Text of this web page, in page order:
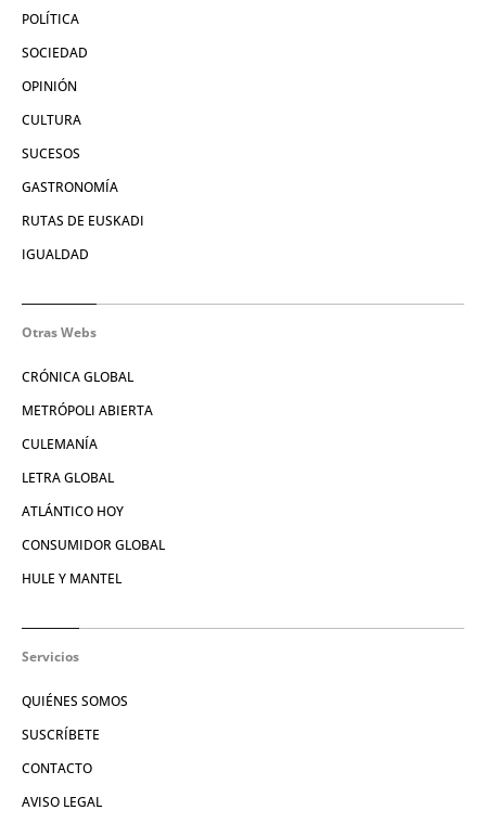
POLÍTICA
SOCIEDAD
OPINIÓN
CULTURA
SUCESOS
GASTRONOMÍA
RUTAS DE EUSKADI
IGUALDAD
Otras Webs
CRÓNICA GLOBAL
METRÓPOLI ABIERTA
CULEMANÍA
LETRA GLOBAL
ATLÁNTICO HOY
CONSUMIDOR GLOBAL
HULE Y MANTEL
Servicios
QUIÉNES SOMOS
SUSCRÍBETE
CONTACTO
AVISO LEGAL